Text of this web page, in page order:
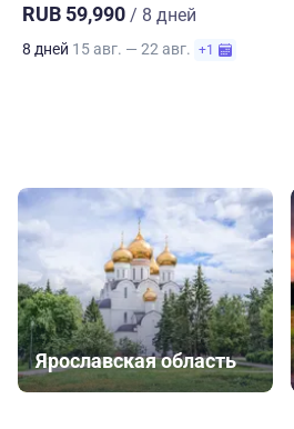
RUB 59,990 / 8 дней
8 дней 15 авг. — 22 авг. +1
Ярославская область